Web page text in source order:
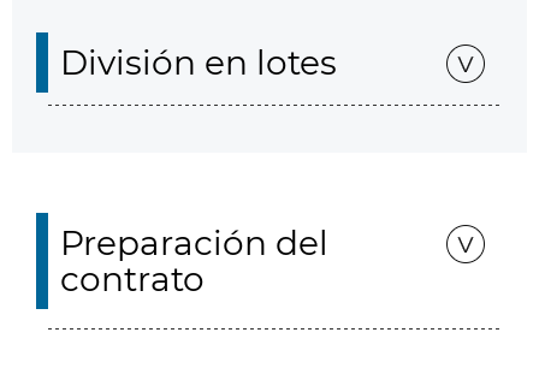
División en lotes
Preparación del
contrato